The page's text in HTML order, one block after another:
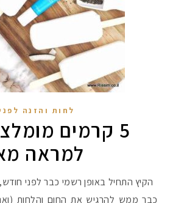
לחות והזנה
5 קרמים
למראה
הקיץ התחיל באופן רשמי כבר לפני חודש, ובימים האחרונים אפשר
כבר ממש להרגיש את החום והלחות